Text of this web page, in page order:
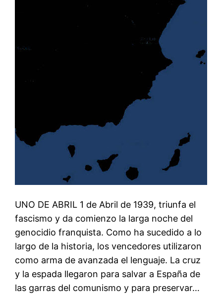
UNO DE ABRIL 1 de Abril de 1939, triunfa el
fascismo y da comienzo la larga noche del
genocidio franquista. Como ha sucedido a lo
largo de la historia, los vencedores utilizaron
como arma de avanzada el lenguaje. La cruz
y la espada llegaron para salvar a España de
las garras del comunismo y para preservar…